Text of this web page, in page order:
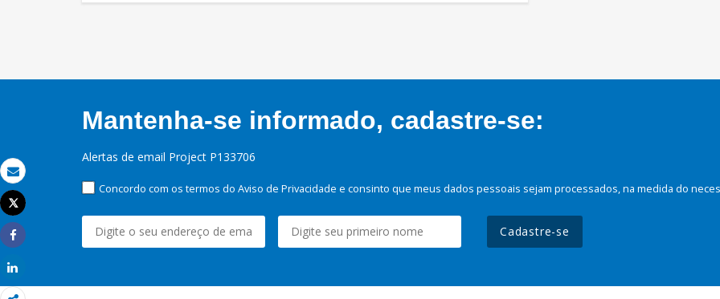
Email
Imprimir
Tweet
Share
Mantenha-se informado, cadastre-se:
Alertas de email Project P133706
Concordo com os termos do Aviso de Privacidade e consinto que meus dados pessoais sejam processados, na medida do
Cadastre-se